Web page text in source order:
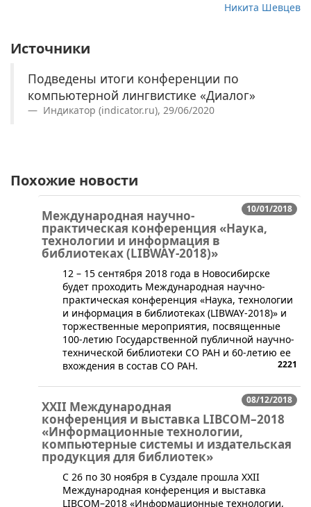
Никита Шевцев
Источники
Подведены итоги конференции по
компьютерной лингвистике «Диалог»
Индикатор (indicator.ru), 29/06/2020
Похожие новости
10/01/2018
Международная научно-
практическая конференция «Наука,
технологии и информация в
библиотеках (LIBWAY-2018)»
​12 – 15 сентября 2018 года в Новосибирске
будет проходить Международная научно-
практическая конференция «Наука, технологии
и информация в библиотеках (LIBWAY-2018)» и
торжественные мероприятия, посвященные
100-летию Государственной публичной научно-
технической библиотеки СО РАН и 60-летию ее
вхождения в состав СО РАН.
2221
08/12/2018
XXII Международная
конференция и выставка LIBCOM–2018
«Информационные технологии,
компьютерные системы и издательская
продукция для библиотек»
С 26 по 30 ноября в Суздале прошла XXII
Международная конференция и выставка
LIBCOM–2018 «Информационные технологии,